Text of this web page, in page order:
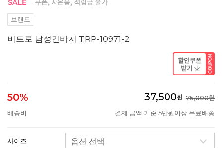
브랜드
비트로 남성긴바지 TRP-10971-2
50% 37,500원 75,000원
배송비
결제 금액 기준 5만원이상 무료배송
사이즈